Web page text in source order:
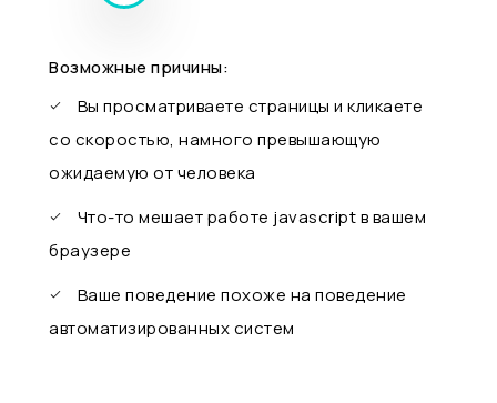
Возможные причины:
Вы просматриваете страницы и кликаете
со скоростью, намного превышающую
ожидаемую от человека
Что-то мешает работе javascript в вашем
браузере
Ваше поведение похоже на поведение
автоматизированных систем